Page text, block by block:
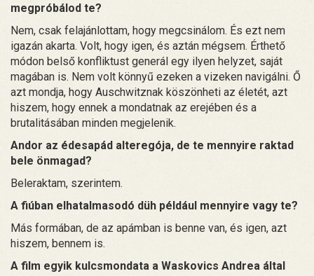
megpróbálod te?
Nem, csak felajánlottam, hogy megcsinálom. És ezt nem
igazán akarta. Volt, hogy igen, és aztán mégsem. Érthető
módon belső konfliktust generál egy ilyen helyzet, saját
magában is. Nem volt könnyű ezeken a vizeken navigálni. Ő
azt mondja, hogy Auschwitznak köszönheti az életét, azt
hiszem, hogy ennek a mondatnak az erejében és a
brutalitásában minden megjelenik.
Andor az édesapád alteregója, de te mennyire raktad
bele önmagad?
Beleraktam, szerintem.
A fiúban elhatalmasodó düh például mennyire vagy te?
Más formában, de az apámban is benne van, és igen, azt
hiszem, bennem is.
A film egyik kulcsmondata a Waskovics Andrea által